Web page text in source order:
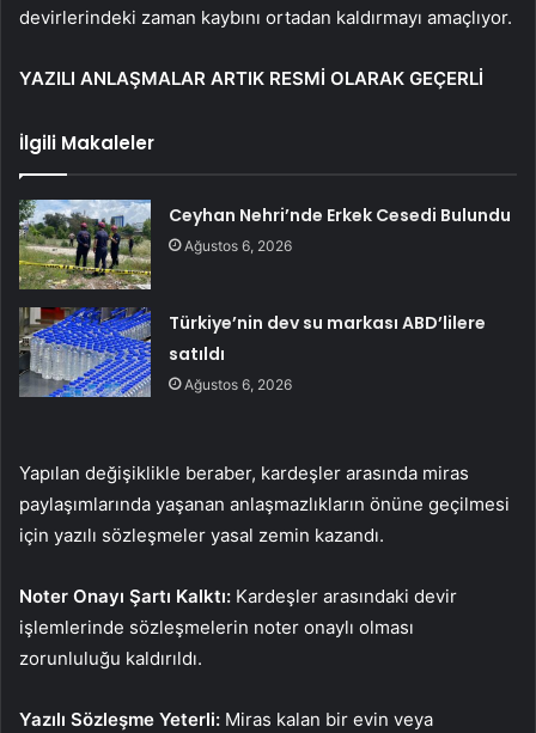
devirlerindeki zaman kaybını ortadan kaldırmayı amaçlıyor.
YAZILI ANLAŞMALAR ARTIK RESMİ OLARAK GEÇERLİ
İlgili Makaleler
Ceyhan Nehri’nde Erkek Cesedi Bulundu
Ağustos 6, 2026
Türkiye’nin dev su markası ABD’lilere
satıldı
Ağustos 6, 2026
Yapılan değişiklikle beraber, kardeşler arasında miras
paylaşımlarında yaşanan anlaşmazlıkların önüne geçilmesi
için yazılı sözleşmeler yasal zemin kazandı.
Noter Onayı Şartı Kalktı: Kardeşler arasındaki devir
işlemlerinde sözleşmelerin noter onaylı olması
zorunluluğu kaldırıldı.
Yazılı Sözleşme Yeterli: Miras kalan bir evin veya